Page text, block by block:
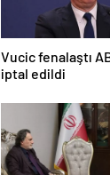
Vucic fenalaştı
iptal edildi